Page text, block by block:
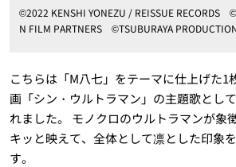
©2022 KENSHI YONEZU / REISSUE RECORDS
N FILM PARTNERS ©TSUBURAYA
こちらは「M八七」をテーマに仕上げた1
画「シン・ウルトラマン」の主題歌とし
れました。 モノクロのウルトラマンが象
キッと映えて、全体として凛とした印象
す。